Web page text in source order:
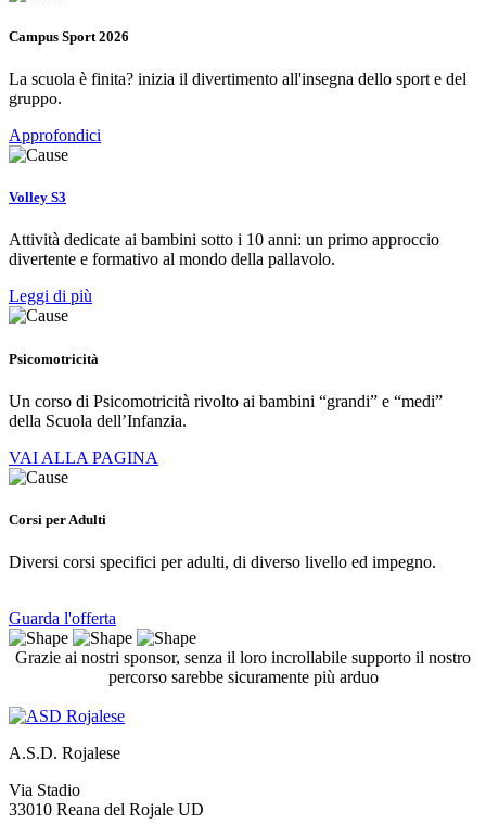
Campus Sport 2026
La scuola è finita? inizia il divertimento all'insegna dello sport e del
gruppo.
Approfondici
Volley S3
Attività dedicate ai bambini sotto i 10 anni: un primo approccio
divertente e formativo al mondo della pallavolo.
Leggi di più
Psicomotricità
Un corso di Psicomotricità rivolto ai bambini “grandi” e “medi”
della Scuola dell’Infanzia.
VAI ALLA PAGINA
Corsi per Adulti
Diversi corsi specifici per adulti, di diverso livello ed impegno.
Guarda l'offerta
Grazie ai nostri sponsor, senza il loro incrollabile supporto il nostro
percorso sarebbe sicuramente più arduo
A.S.D. Rojalese
Via Stadio
33010 Reana del Rojale UD